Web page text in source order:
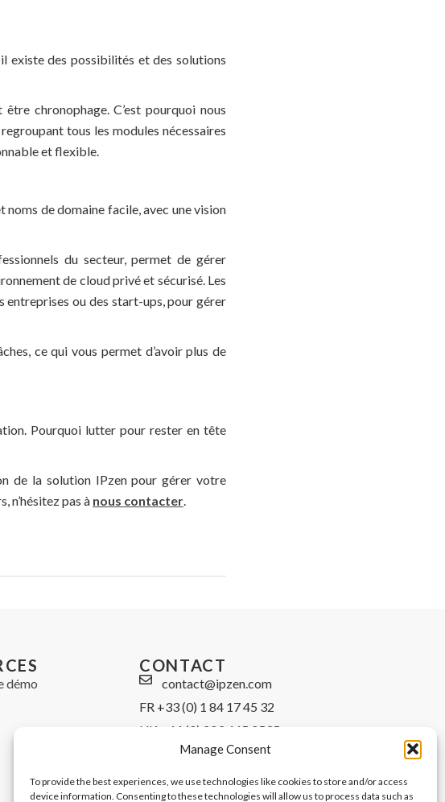
Manage Consent
To provide the best experiences, we use technologies like cookies to store and/or access
device information. Consenting to these technologies will allow us to process data such as
existe des possibilités et des solutions
chronophage. C’est pourquoi nous
tous les modules nécessaires
et flexible.
noms de domaine facile, avec une vision
du secteur, permet de gérer
de cloud privé et sécurisé. Les
entreprises ou des start-ups, pour gérer
ce qui vous permet d’avoir plus de
Pourquoi lutter pour rester en tête
de la solution IPzen pour gérer votre
n’hésitez pas à nous contacter.
démo
CONTACT
contact@ipzen.com
FR +33 (0) 1 84 17 45 32
UK +44 (0) 203 445 0535